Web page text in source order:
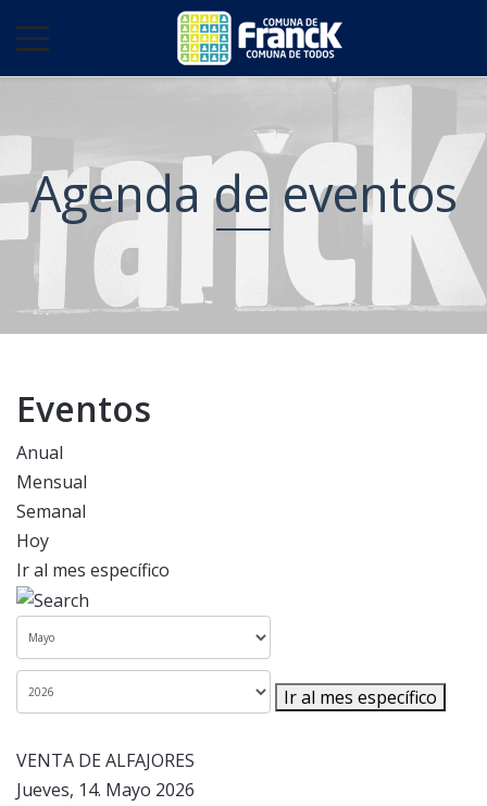
Agenda de eventos
Eventos
Anual
Mensual
Semanal
Hoy
Ir al mes específico
Ir al mes específico
VENTA DE ALFAJORES
Jueves, 14. Mayo 2026